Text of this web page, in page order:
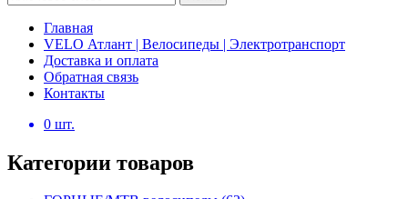
Главная
VELO Атлант | Велосипеды | Электротранспорт
Доставка и оплата
Обратная связь
Контакты
0 шт.
Категории товаров